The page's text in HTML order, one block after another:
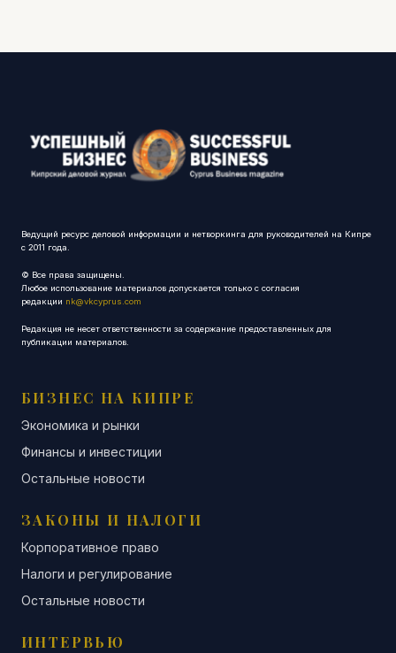
Ведущий ресурс деловой информации и нетворкинга для руководителей на Кипре
с 2011 года.
© Все права защищены.
Любое использование материалов допускается только с согласия
редакции nk@vkcyprus.com
Редакция не несет ответственности за содержание предоставленных для
публикации материалов.
БИЗНЕС НА КИПРЕ
Экономика и рынки
Финансы и инвестиции
Остальные новости
ЗАКОНЫ И НАЛОГИ
Корпоративное право
Налоги и регулирование
Остальные новости
ИНТЕРВЬЮ